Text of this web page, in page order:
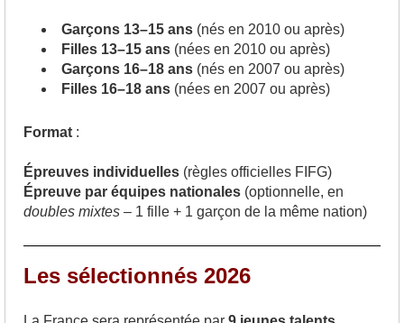
Garçons 13–15 ans (nés en 2010 ou après)
Filles 13–15 ans (nées en 2010 ou après)
Garçons 16–18 ans (nés en 2007 ou après)
Filles 16–18 ans (nées en 2007 ou après)
Format :
Épreuves individuelles (règles officielles FIFG)
Épreuve par équipes nationales (optionnelle, en
doubles mixtes – 1 fille + 1 garçon de la même nation)
Les sélectionnés 2026